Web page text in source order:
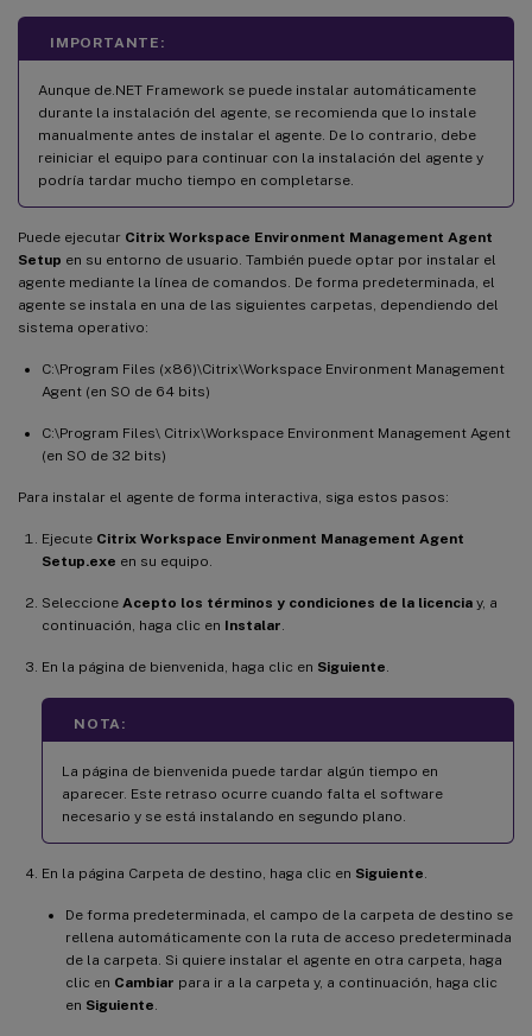
IMPORTANTE:
Aunque de.NET Framework se puede instalar automáticamente
durante la instalación del agente, se recomienda que lo instale
manualmente antes de instalar el agente. De lo contrario, debe
reiniciar el equipo para continuar con la instalación del agente y
podría tardar mucho tiempo en completarse.
Puede ejecutar Citrix Workspace Environment Management Agent
Setup en su entorno de usuario. También puede optar por instalar el
agente mediante la línea de comandos. De forma predeterminada, el
agente se instala en una de las siguientes carpetas, dependiendo del
sistema operativo:
C:\Program Files (x86)\Citrix\Workspace Environment Management
Agent (en SO de 64 bits)
C:\Program Files\ Citrix\Workspace Environment Management Agent
(en SO de 32 bits)
Para instalar el agente de forma interactiva, siga estos pasos:
Ejecute Citrix Workspace Environment Management Agent
Setup.exe en su equipo.
Seleccione Acepto los términos y condiciones de la licencia y, a
continuación, haga clic en Instalar
En la página de bienvenida, haga clic en Siguiente
NOTA:
La página de bienvenida puede tardar algún tiempo en
aparecer. Este retraso ocurre cuando falta el software
necesario y se está instalando en segundo plano.
En la página Carpeta de destino, haga clic en Siguiente
De forma predeterminada, el campo de la carpeta de destino se
rellena automáticamente con la ruta de acceso predeterminada
de la carpeta. Si quiere instalar el agente en otra carpeta, haga
clic en Cambiar para ir a la carpeta y, a continuación, haga clic
en Siguiente